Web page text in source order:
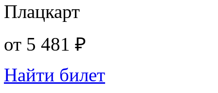
Плацкарт
от 5 481 ₽
Найти билет